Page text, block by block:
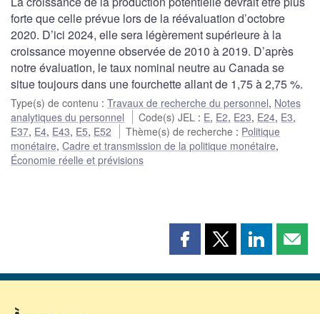
forte que celle prévue lors de la réévaluation d’octobre
2020. D’ici 2024, elle sera légèrement supérieure à la
croissance moyenne observée de 2010 à 2019. D’après
notre évaluation, le taux nominal neutre au Canada se
situe toujours dans une fourchette allant de 1,75 à 2,75 %.
Type(s) de contenu : Travaux de recherche du personnel, Notes
analytiques du personnel
Code(s) JEL : E, E2, E23, E24, E3,
E37, E4, E43, E5, E52 Thème(s) de recherche : Politique
monétaire, Cadre et transmission de la politique monétaire,
Économie réelle et prévisions
Partager
page
Partager
page
Partager
page page